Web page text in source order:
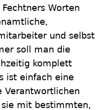
Worten
und selbst
soll man die
komplett
ist einfach eine
Verantwortlichen
mit bestimmten,